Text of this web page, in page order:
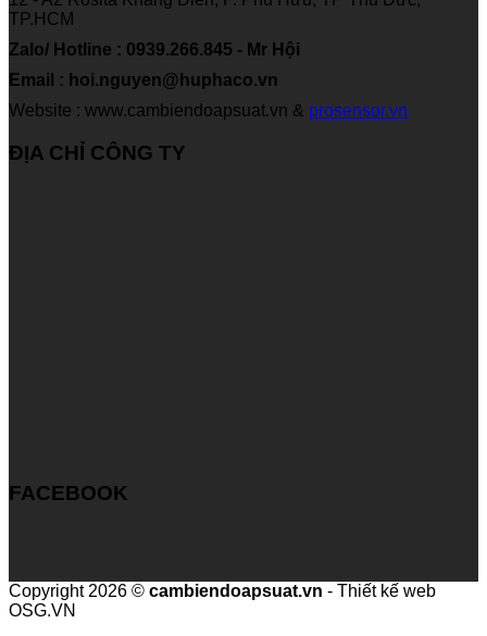
TP.HCM
Zalo/ Hotline : 0939.266.845 - Mr Hội
Email : hoi.nguyen@huphaco.vn
Website : www.cambiendoapsuat.vn & prosensor.vn
ĐỊA CHỈ CÔNG TY
FACEBOOK
Copyright 2026 © cambiendoapsuat.vn - Thiết kế web
OSG.VN